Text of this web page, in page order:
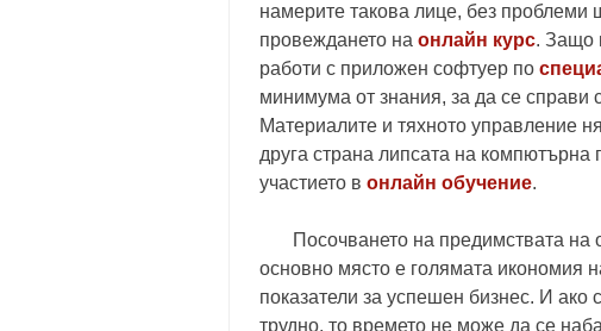
намерите такова лице, без проблеми
провеждането на онлайн курс. Защо
работи с приложен софтуер по
минимума от знания, за да се справи
Материалите и тяхното управление
друга страна липсата на
участието в онлайн обучение.
Посочването на предимствата на
основно място е голямата икономия
показатели за успешен бизнес. И ако
трудно, то времето не може да се